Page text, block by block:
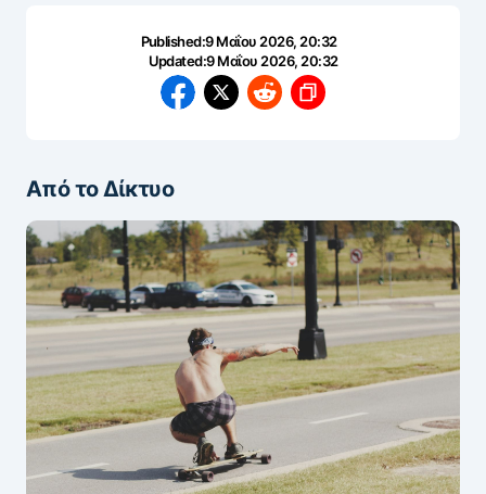
Published:9 Μαΐου 2026, 20:32
Updated:9 Μαΐου 2026, 20:32
Από το Δίκτυο